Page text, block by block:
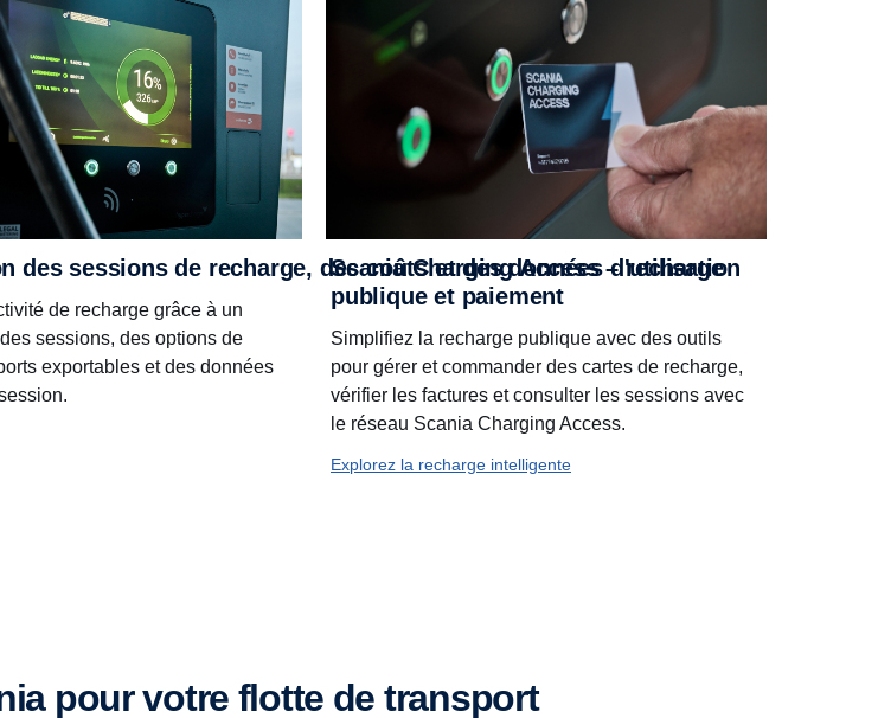
des sessions de recharge, des coûts et des données d'utilisation
de recharge grâce à un
sessions, des options de
exportables et des données
Scania Charging Access – recharge
publique et paiement
Simplifiez la recharge publique avec des outils
pour gérer et commander des cartes de recharge,
vérifier les factures et consulter les sessions avec
le réseau Scania Charging Access.
Explorez la recharge intelligente
pour votre flotte de transport